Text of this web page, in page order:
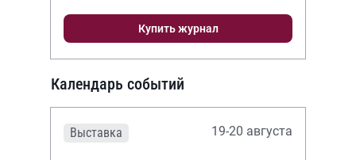
Купить журнал
Календарь событий
Выставка 19-20 августа